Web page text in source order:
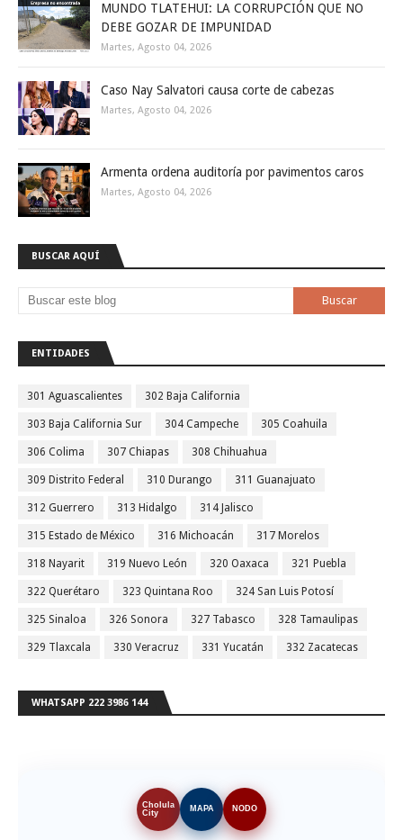
MUNDO TLATEHUI: LA CORRUPCIÓN QUE NO
DEBE GOZAR DE IMPUNIDAD
Martes, Agosto 04, 2026
Caso Nay Salvatori causa corte de cabezas
Martes, Agosto 04, 2026
Armenta ordena auditoría por pavimentos caros
Martes, Agosto 04, 2026
BUSCAR AQUÍ
ENTIDADES
301 Aguascalientes 302 Baja California
303 Baja California Sur 304 Campeche 305 Coahuila
306 Colima 307 Chiapas 308 Chihuahua
309 Distrito Federal 310 Durango 311 Guanajuato
312 Guerrero 313 Hidalgo 314 Jalisco
315 Estado de México 316 Michoacán 317 Morelos
318 Nayarit 319 Nuevo León 320 Oaxaca 321 Puebla
322 Querétaro 323 Quintana Roo 324 San Luis Potosí
325 Sinaloa 326 Sonora 327 Tabasco 328 Tamaulipas
329 Tlaxcala 330 Veracruz 331 Yucatán 332 Zacatecas
WHATSAPP 222 3986 144
Cholula
City
MAPA NODO